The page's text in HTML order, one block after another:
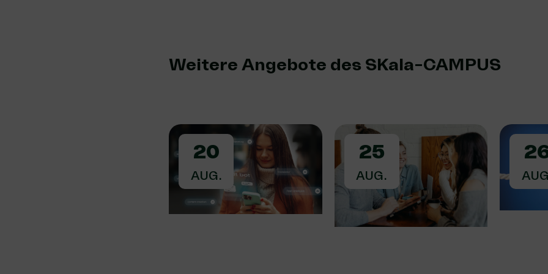
Weitere Angebote des SKala-CAMPUS
20
AUG.
25
AUG.